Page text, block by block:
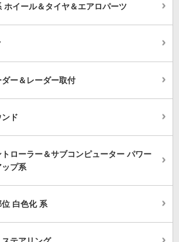
ホイール＆タイヤ＆エアロパーツ
ダー＆レーダー取付
ド
ローラー＆サブコンピューター パワー
ップ系
白色化 系